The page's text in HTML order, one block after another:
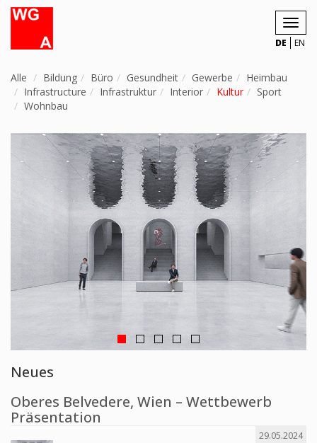
DE EN
Alle Bildung Büro Gesundheit Gewerbe
Heimbau
Infrastructure
Infrastruktur Interior Kultur
Sport
Wohnbau
Neues
Oberes Belvedere, Wien – Wettbewerb
Präsentation
29.05.2024